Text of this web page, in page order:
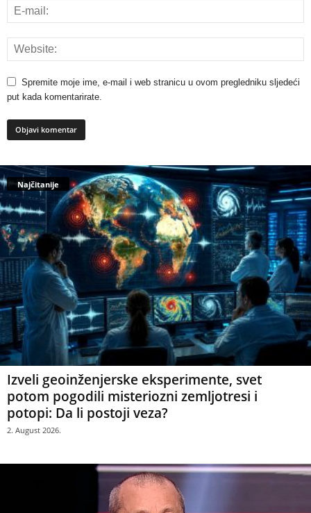
Spremite moje ime, e-mail i web stranicu u ovom pregledniku sljedeći
put kada komentarirate.
Najčitanije
Izveli geoinženjerske eksperimente, svet
potom pogodili misteriozni zemljotresi i
potopi: Da li postoji veza?
2. August 2026.